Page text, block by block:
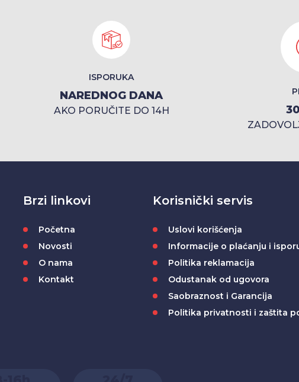
ISPORUKA
NAREDNOG DANA
AKO PORUČITE DO 14H
Brzi linkovi
Početna
Novosti
O nama
Kontakt
Korisnički servis
Uslovi korišćenja
Informacije o plaćanju i
Politika reklamacija
Odustanak od ugovora
Saobraznost i Garancija
Politika privatnosti i zaštita